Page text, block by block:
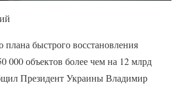
плана быстрого восстановления
000 объектов более чем на 12 млрд
Президент Украины Владимир